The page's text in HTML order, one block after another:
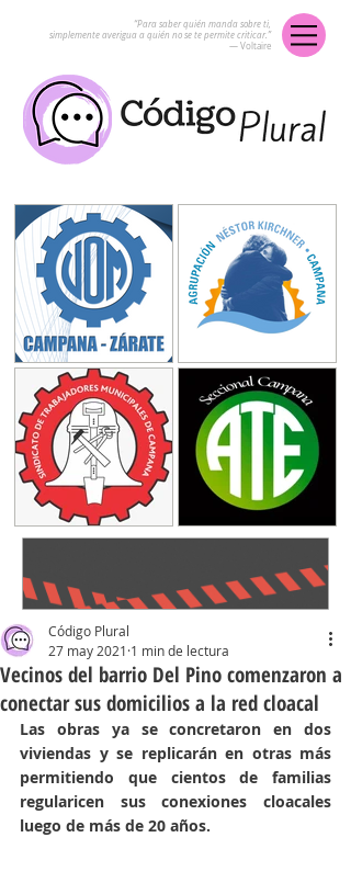
“Para saber quién manda sobre ti,
simplemente averigua a quién no se te permite criticar.”
― Voltaire
Vecinos del barrio Del Pino comenzaron a
conectar sus domicilios a la red cloacal
Código Plural
27 may 2021 1 min de lectura
Las obras ya se concretaron en dos
viviendas y se replicarán en otras más
permitiendo que cientos de familias
regularicen sus conexiones cloacales
luego de más de 20 años.